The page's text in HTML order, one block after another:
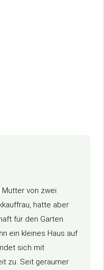
Mutter von zwei
hatte aber
für den Garten.
ein kleines Haus auf
sich mit
zu. Seit geraumer